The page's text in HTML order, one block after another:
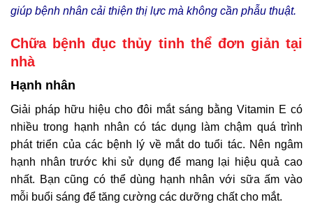
giúp bệnh nhân cải thiện thị lực mà không cần phẫu thuật.
Chữa bệnh đục thủy tinh thể đơn giản tại
nhà
Hạnh nhân
Giải pháp hữu hiệu cho đôi mắt sáng bằng Vitamin E có
nhiều trong hạnh nhân có tác dụng làm chậm quá trình
phát triển của các bệnh lý về mắt do tuổi tác. Nên ngâm
hạnh nhân trước khi sử dụng để mang lại hiệu quả cao
nhất. Bạn cũng có thể dùng hạnh nhân với sữa ấm vào
mỗi buổi sáng để tăng cường các dưỡng chất cho mắt.